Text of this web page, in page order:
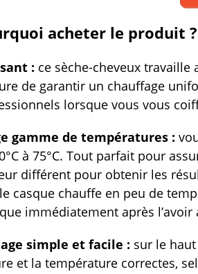
acheter le produit ?
: ce sèche-cheveux travaille
de garantir un chauffage
lorsque vous vous
gamme de températures :
à 75°C. Tout parfait pour
différent pour obtenir les
casque chauffe en peu de
immédiatement après l’avoir
simple et facile : sur le
et la température correctes,